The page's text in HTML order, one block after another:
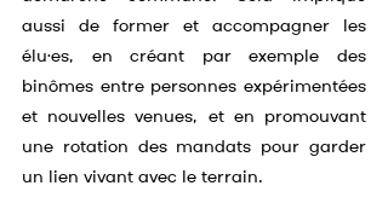
aussi de former et accompagner les
élu·es, en créant par exemple des
binômes entre personnes expérimentées
et nouvelles venues, et en promouvant
une rotation des mandats pour garder
un lien vivant avec le terrain.